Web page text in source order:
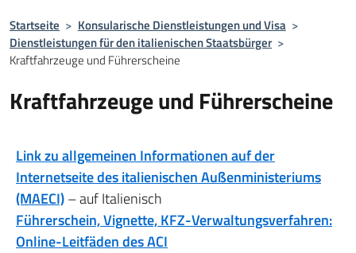
Startseite > Konsularische Dienstleistungen und Visa >
Dienstleistungen für den italienischen Staatsbürger >
Kraftfahrzeuge und Führerscheine
Kraftfahrzeuge und Führerscheine
Link zu allgemeinen Informationen auf der
Internetseite des italienischen Außenministeriums
(MAECI)– auf Italienisch
Führerschein, Vignette, KFZ-Verwaltungsverfahren:
Online-Leitfäden des ACI